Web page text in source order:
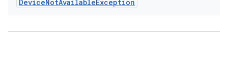
DeviceNotAvailableException